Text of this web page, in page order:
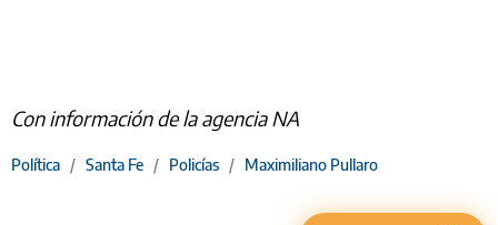
Con información de la agencia NA
Política / Santa Fe / Policías / Maximiliano Pullaro